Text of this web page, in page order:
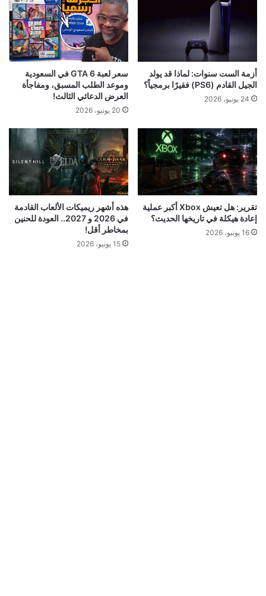
أزمة الست سنوات: لماذا قد يولد
الجيل القادم (PS6) فقيرًا برمجياً؟
24 يونيو، 2026
سعر لعبة GTA 6 في السعودية
وموعد الطلب المسبق، ومفاجأة
العرض الدعائي الثالث!
20 يونيو، 2026
تقرير: هل تعيش Xbox أكبر عملية
إعادة هيكلة في تاريخها الحديث؟
16 يونيو، 2026
هذه أشهر ريميكات الألعاب القادمة
في 2026 و 2027.. العودة للحنين
بمخاطر أقل!
15 يونيو، 2026